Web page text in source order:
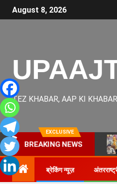
August 8, 2026
TEZ KHABAR, AAP KI KHABAR
EXCLUSIVE
BREAKING NEWS
ब्रेकिंग न्यूज़